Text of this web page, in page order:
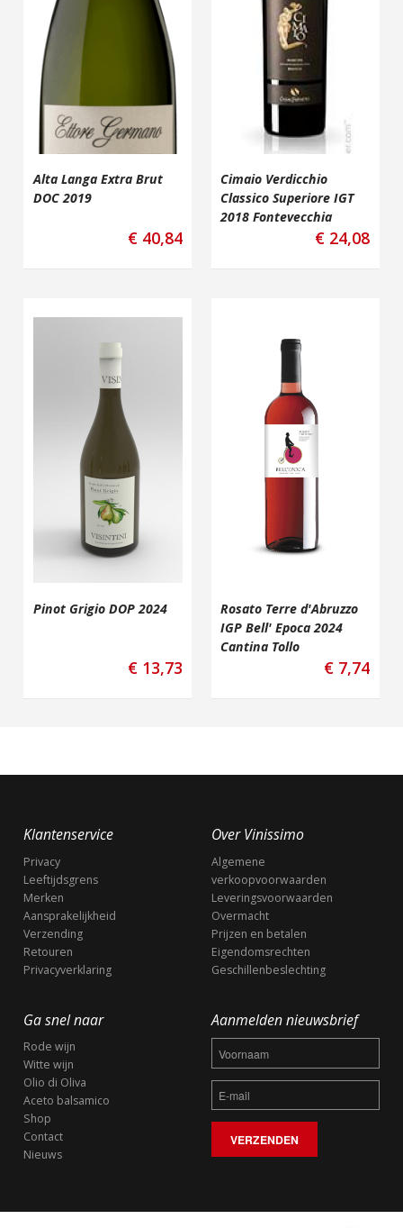
Alta Langa Extra Brut
DOC 2019
€ 40,84
Cimaio Verdicchio
Classico Superiore IGT
2018 Fontevecchia
€ 24,08
Pinot Grigio DOP 2024
€ 13,73
Rosato Terre d'Abruzzo
IGP Bell' Epoca 2024
Cantina Tollo
€ 7,74
Klantenservice
Privacy
Leeftijdsgrens
Merken
Aansprakelijkheid
Verzending
Retouren
Privacyverklaring
Over Vinissimo
Algemene
verkoopvoorwaarden
Leveringsvoorwaarden
Overmacht
Prijzen en betalen
Eigendomsrechten
Geschillenbeslechting
Ga snel naar
Rode wijn
Witte wijn
Olio di Oliva
Aceto balsamico
Shop
Contact
Nieuws
Aanmelden nieuwsbrief